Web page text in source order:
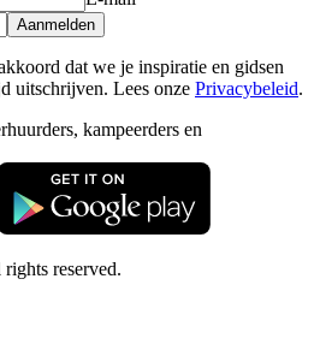
Aanmelden
dat we je inspiratie en gidsen
uitschrijven. Lees onze Privacybeleid.
kampeerders en
reserved.